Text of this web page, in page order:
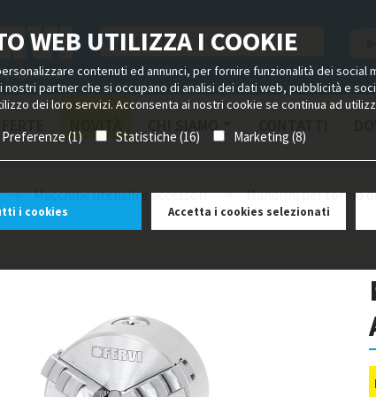
WEB UTILIZZA I COOKIE
contenuti ed annunci, per fornire funzionalità dei
partner che si occupano di analisi dei dati web, pubblicità e
dei loro servizi. Acconsenta ai nostri cookie se continua ad
Preferenze (1) Statistiche (16) Marketing (8)
i cookies Accetta i cookies selezionati
NOVITÀ CHI SIAMO
Macchine utensili e accessori Mandrini per tornio